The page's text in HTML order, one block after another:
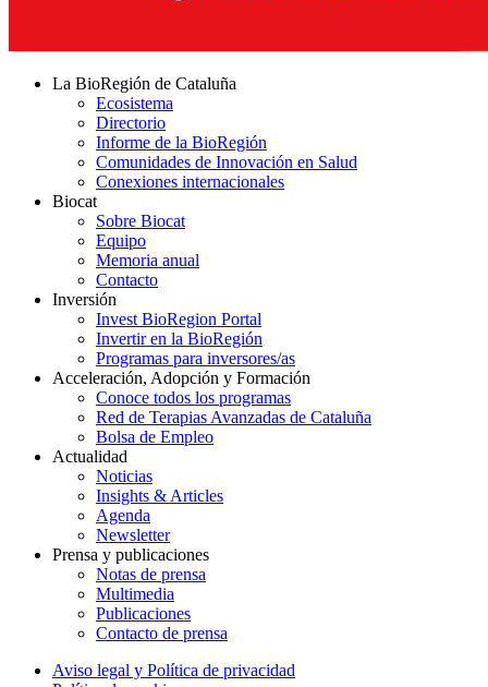
La BioRegión de Cataluña
Ecosistema
Directorio
Informe de la BioRegión
Comunidades de Innovación en Salud
Conexiones internacionales
Biocat
Sobre Biocat
Equipo
Memoria anual
Contacto
Inversión
Invest BioRegion Portal
Invertir en la BioRegión
Programas para inversores/as
Acceleración, Adopción y Formación
Conoce todos los programas
Red de Terapias Avanzadas de Cataluña
Bolsa de Empleo
Actualidad
Noticias
Insights & Articles
Agenda
Newsletter
Prensa y publicaciones
Notas de prensa
Multimedia
Publicaciones
Contacto de prensa
Aviso legal y Política de privacidad